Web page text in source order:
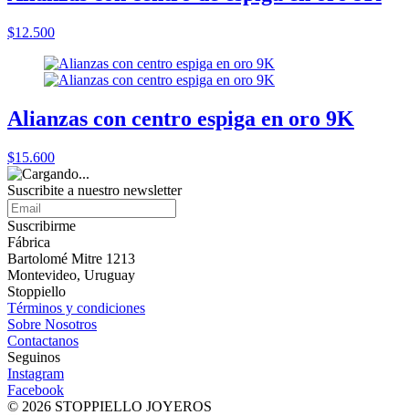
$12.500
Alianzas con centro espiga en oro 9K
$15.600
Suscribite a nuestro newsletter
Suscribirme
Fábrica
Bartolomé Mitre 1213
Montevideo, Uruguay
Stoppiello
Términos y condiciones
Sobre Nosotros
Contactanos
Seguinos
Instagram
Facebook
© 2026 STOPPIELLO JOYEROS